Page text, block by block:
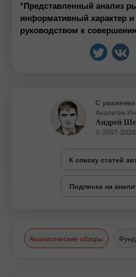
*Представленный анализ
информативный характер и
руководством к
С
Аналитик
Андрей
© 2007-2026
К списку статей
Подписка на
Аналитические обзоры